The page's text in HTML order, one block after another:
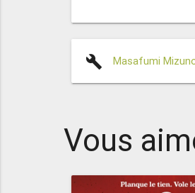
build Masafumi
Vous